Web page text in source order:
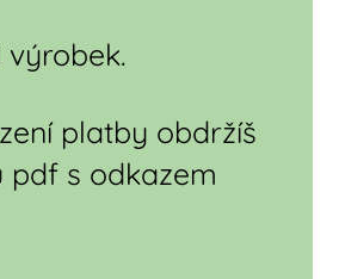
výrobek.
platby obdržíš
pdf s odkazem